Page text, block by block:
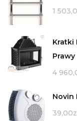
1
Kratki
Prawy
4
Novin
39,00